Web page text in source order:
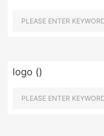
logo ()